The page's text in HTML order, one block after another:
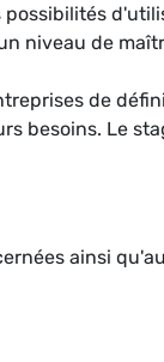
niveau de
de
besoins. Le
ainsi